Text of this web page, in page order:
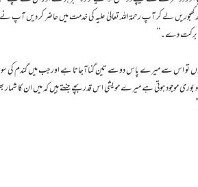
کھجوریں لے کر آپ رحمۃاللہ تعالیٰ علیہ کی خدمت میں حاضر کر دیں آپ
برکت دے۔‘‘
تو اس سے میرے پاس دوسے تین گناآجاتا ہے اور جب میں گندم کی سو
بوری موجود ہوتی ہے میرے مویشی اس قدر بچے جنتے ہیں کہ میں ان کا